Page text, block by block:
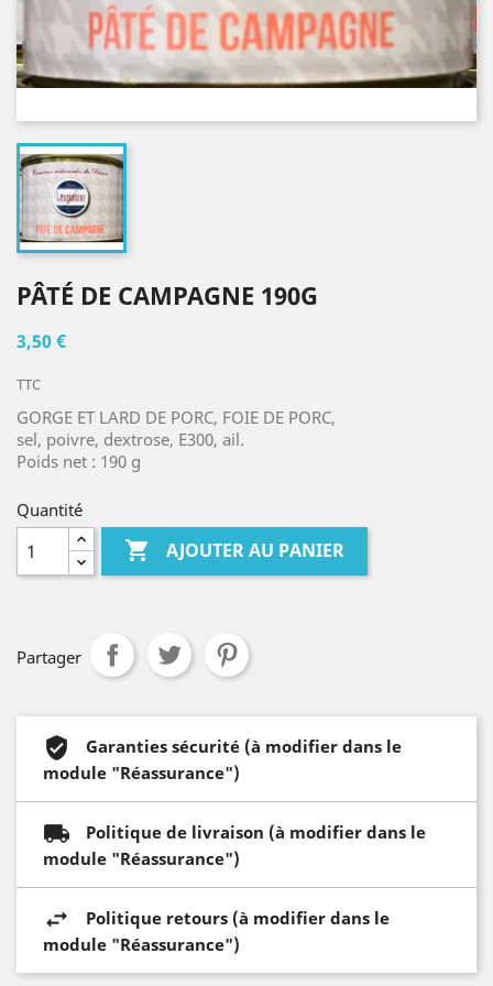
PÂTÉ DE CAMPAGNE 190G
3,50 €
TTC
GORGE ET LARD DE PORC, FOIE DE PORC,
sel, poivre, dextrose, E300, ail.
Poids net : 190 g
Quantité
 AJOUTER AU PANIER
Partager
Garanties sécurité (à modifier dans le
module "Réassurance")
Politique de livraison (à modifier dans le
module "Réassurance")
Politique retours (à modifier dans le
module "Réassurance")